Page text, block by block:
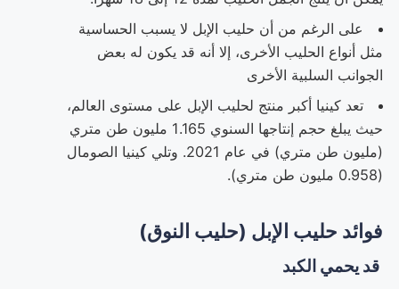
على الرغم من أن حليب الإبل لا يسبب الحساسية
مثل أنواع الحليب الأخرى، إلا أنه قد يكون له بعض
الجوانب السلبية الأخرى
تعد كينيا أكبر منتج لحليب الإبل على مستوى العالم،
حيث يبلغ حجم إنتاجها السنوي 1.165 مليون طن متري
(مليون طن متري) في عام 2021. وتلي كينيا الصومال
(0.958 مليون طن متري).
فوائد حليب الإبل (حليب النوق)
قد يحمي الكبد